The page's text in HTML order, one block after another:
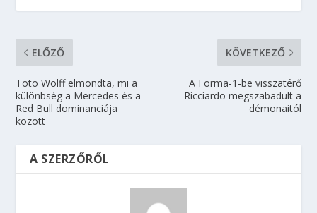
ELŐZŐ
Toto Wolff elmondta, mi a
különbség a Mercedes és a
Red Bull dominanciája
között
KÖVETKEZŐ
A Forma-1-be visszatérő
Ricciardo megszabadult a
démonaitól
A SZERZŐRŐL